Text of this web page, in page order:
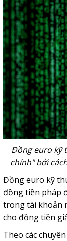
Đồng euro kỹ
chính" bởi
Đồng euro kỹ
đồng tiền pháp
trong tài khoản
cho đồng tiền
Theo các